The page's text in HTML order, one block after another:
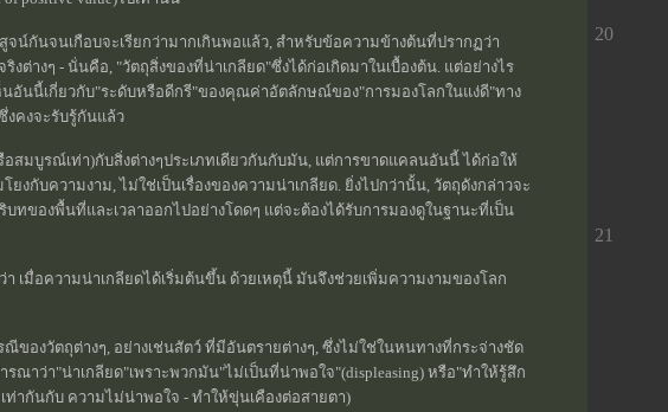
น์กันจนเกือบจะเรียกว่ามากเกินพอแล้ว, สำหรับข้อความข้างต้นที่ปรากฏว่า
งต่างๆ - นั่นคือ, "วัตถุสิ่งของที่น่าเกลียด"ซึ่งได้ก่อเกิดมาในเบื้องต้น. แต่อย่างไร
นอันนี้เกี่ยวกับ"ระดับหรือดีกรี"ของคุณค่าอัตลักษณ์ของ"การมองโลกในแง่ดี"ทาง
งคงจะรับรู้กันแล้ว
มบูรณ์เท่า)กับสิ่งต่างๆประเภทเดียวกันกับมัน, แต่การขาดแคลนอันนี้ ได้ก่อให้
กับความงาม, ไม่ใช่เป็นเรื่องของความน่าเกลียด. ยิ่งไปกว่านั้น, วัตถุดังกล่าวจะ
ทของพื้นที่และเวลาออกไปอย่างโดดๆ แต่จะต้องได้รับการมองดูในฐานะที่เป็น
เมื่อความน่าเกลียดได้เริ่มต้นขึ้น ด้วยเหตุนี้ มันจึงช่วยเพิ่มความงามของโลก
ของวัตถุต่างๆ, อย่างเช่นสัตว์ ที่มีอันตรายต่างๆ, ซึ่งไม่ใช่ในหนทางที่กระจ่างชัด
ณาว่า"น่าเกลียด"เพราะพวกมัน"ไม่เป็นที่น่าพอใจ"(displeasing) หรือ"ทำให้รู้สึก
ท่ากันกับ ความไม่น่าพอใจ - ทำให้ขุ่นเคืองต่อสายตา)
20
21